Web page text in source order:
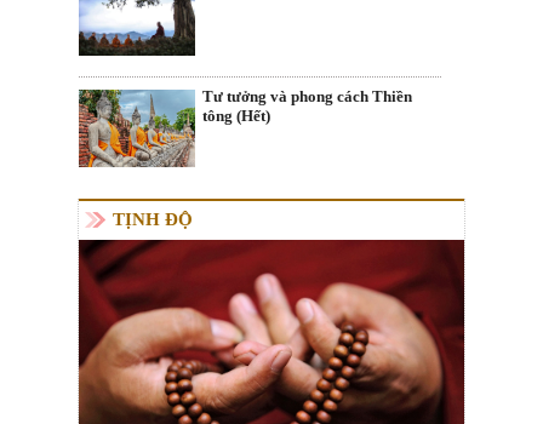
Tư tưởng và phong cách Thiền
tông (Hết)
TỊNH ĐỘ